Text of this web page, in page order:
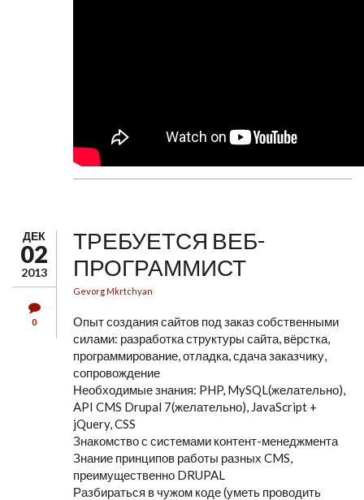
ДЕК
02
2013
0
ТРЕБУЕТСЯ ВЕБ-
ПРОГРАММИСТ
Gevorg Mkrtchyan
Опыт создания сайтов под заказ собственными
силами: разработка структуры сайта, вёрстка,
программирование, отладка, сдача заказчику,
сопровождение
Необходимые знания: PHP, MySQL(желательно),
API CMS Drupal 7(желательно), JavaScript +
jQuery, CSS
Знакомство с системами контент-менеджмента
Знание принципов работы разных CMS,
преимущественно DRUPAL
Разбираться в чужом коде (уметь проводить